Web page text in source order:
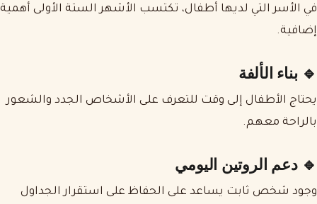
في الأسر التي لديها أطفال، تكتسب الأشهر الستة الأولى أهمية
إضافية.
🔹 بناء الألفة
يحتاج الأطفال إلى وقت للتعرف على الأشخاص الجدد والشعور
بالراحة معهم.
🔹 دعم الروتين اليومي
وجود شخص ثابت يساعد على الحفاظ على استقرار الجداول